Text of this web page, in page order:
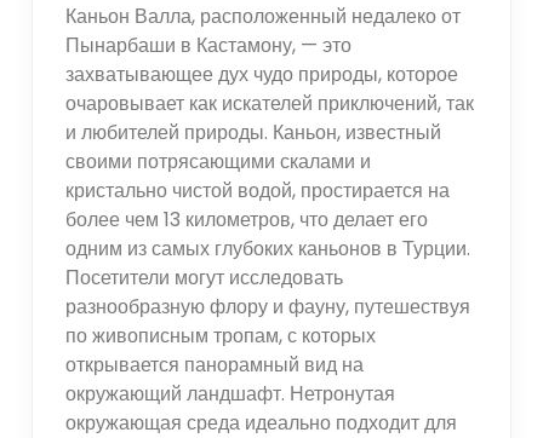
Каньон Валла, расположенный недалеко от
Пынарбаши в Кастамону, — это
захватывающее дух чудо природы, которое
очаровывает как искателей приключений, так
и любителей природы. Каньон, известный
своими потрясающими скалами и
кристально чистой водой, простирается на
более чем 13 километров, что делает его
одним из самых глубоких каньонов в Турции.
Посетители могут исследовать
разнообразную флору и фауну, путешествуя
по живописным тропам, с которых
открывается панорамный вид на
окружающий ландшафт. Нетронутая
окружающая среда идеально подходит для